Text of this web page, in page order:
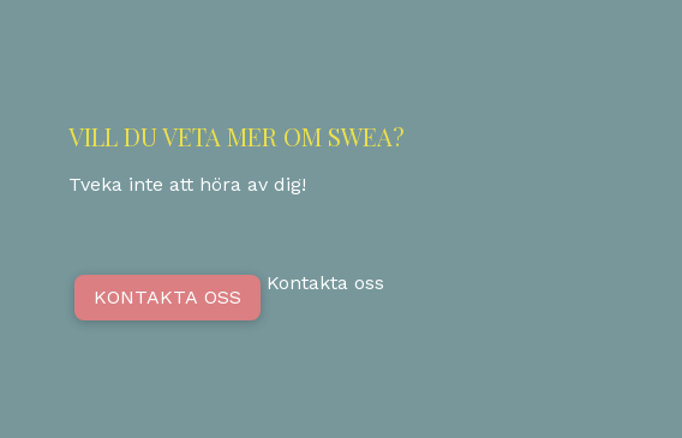
VILL DU VETA MER OM SWEA?
Tveka inte att höra av dig!
KONTAKTA OSS
Kontakta oss